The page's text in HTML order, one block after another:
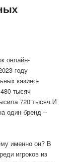
онлайн-
году
казино-
тысяч
720 тысяч.И
один бренд –
именно он? В
игроков из